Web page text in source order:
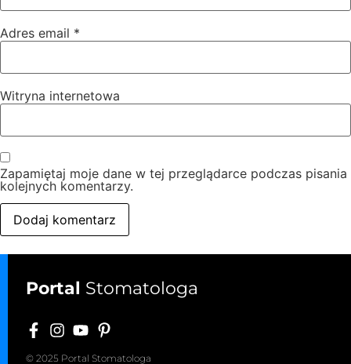
Adres email *
Witryna internetowa
Zapamiętaj moje dane w tej przeglądarce podczas pisania
kolejnych komentarzy.
Portal Stomatologa
© 2025 Portal Stomatologa